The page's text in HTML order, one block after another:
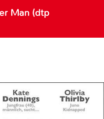
Man (dtp